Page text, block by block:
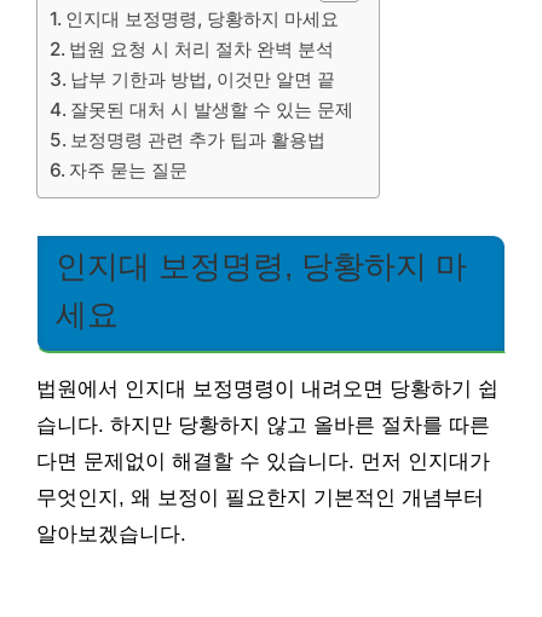
인지대 보정명령, 당황하지 마세요
법원 요청 시 처리 절차 완벽 분석
납부 기한과 방법, 이것만 알면 끝
잘못된 대처 시 발생할 수 있는 문제
보정명령 관련 추가 팁과 활용법
자주 묻는 질문
인지대 보정명령, 당황하지 마
세요
법원에서 인지대 보정명령이 내려오면 당황하기 쉽
습니다. 하지만 당황하지 않고 올바른 절차를 따른
다면 문제없이 해결할 수 있습니다. 먼저 인지대가
무엇인지, 왜 보정이 필요한지 기본적인 개념부터
알아보겠습니다.